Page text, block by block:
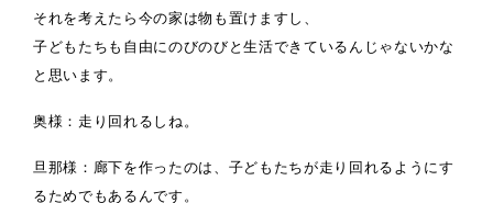
それを考えたら今の家は物も置けますし、
子どもたちも自由にのびのびと生活できているんじゃないかな
と思います。
奥様：走り回れるしね。
旦那様：廊下を作ったのは、子どもたちが走り回れるようにす
るためでもあるんです。